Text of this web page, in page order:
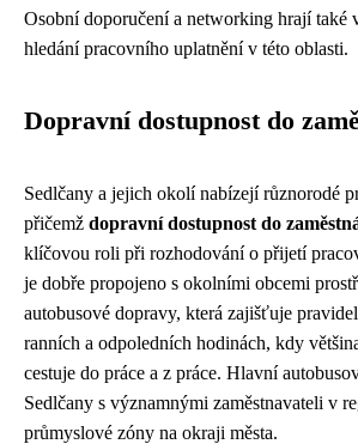
Osobní doporučení a networking hrají také
hledání pracovního uplatnění v této oblasti.
Dopravní dostupnost do
Sedlčany a jejich okolí nabízejí různorodé
přičemž dopravní dostupnost do
klíčovou roli při rozhodování o přijetí
je dobře propojeno s okolními obcemi
autobusové dopravy, která zajišťuje
ranních a odpoledních hodinách, kdy
cestuje do práce a z práce. Hlavní
Sedlčany s významnými zaměstnavateli v
průmyslové zóny na okraji města.